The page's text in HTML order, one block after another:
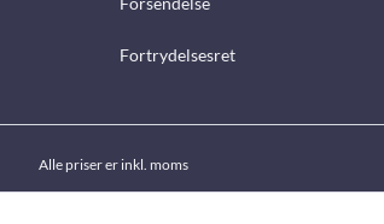
Fortrydelsesret
Alle priser er inkl. moms